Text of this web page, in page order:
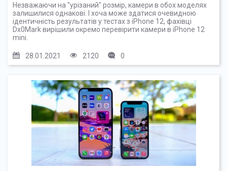
Незважаючи на "урізаний" розмір, камери в обох моделях
залишилися однакові. І хоча може здатися очевидною
ідентичність результатів у тестах з iPhone 12, фахівці
Dx0Mark вирішили окремо перевірити камери в iPhone 12
mini.
28.01.2021 2120 0